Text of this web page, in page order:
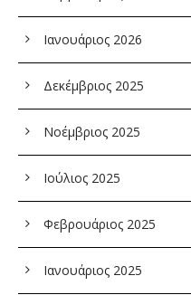
Ιανουάριος 2026
Δεκέμβριος 2025
Νοέμβριος 2025
Ιούλιος 2025
Φεβρουάριος 2025
Ιανουάριος 2025